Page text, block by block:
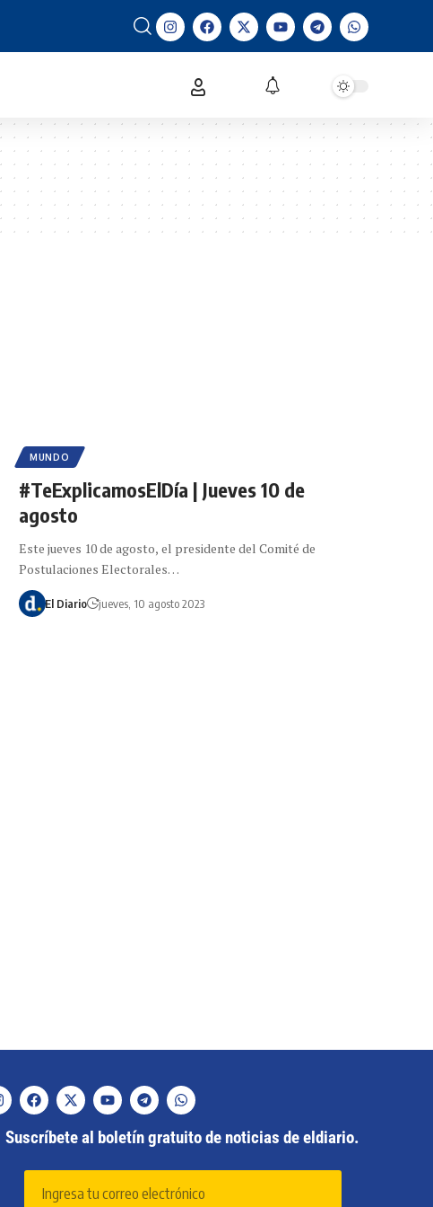
MUNDO
#TeExplicamosElDía | Jueves 10 de
agosto
Este jueves 10 de agosto, el presidente del Comité de
Postulaciones Electorales…
El Diario jueves, 10 agosto 2023
Suscríbete al boletín gratuito de noticias de eldiario.